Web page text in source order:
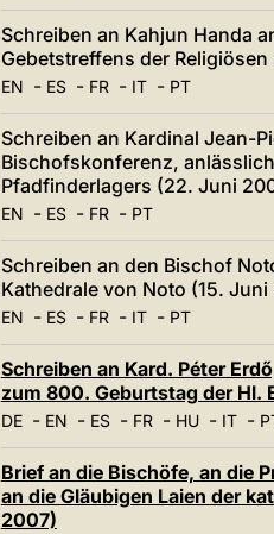
Schreiben an Kahjun Handa
Gebetstreffens der
EN - ES- FR- IT- PT
Schreiben an Kardinal Jean-
Bischofskonferenz,
Pfadfinderlagers (22. Juni
EN - ES- FR- PT
Schreiben an den Bischof
Kathedrale von Noto (15. Juni
EN - ES- FR- IT- PT
Schreiben an Kard. Péter
zum 800. Geburtstag der Hl.
DE- EN - ES- FR- HU- IT-
Brief an die Bischöfe, an die
an die Gläubigen Laien der
2007)